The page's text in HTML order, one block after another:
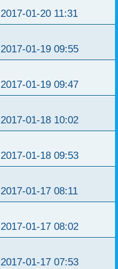
2017-01-20 11:31
2017-01-19 09:55
2017-01-19 09:47
2017-01-18 10:02
2017-01-18 09:53
2017-01-17 08:11
2017-01-17 08:02
2017-01-17 07:53